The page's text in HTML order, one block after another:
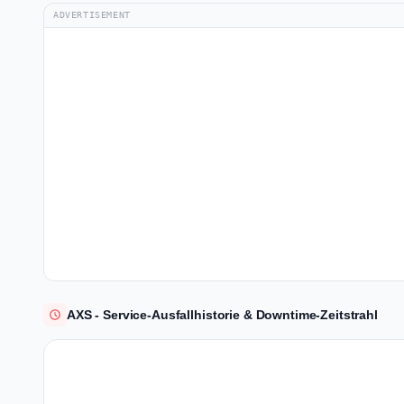
ADVERTISEMENT
AXS - Service-Ausfallhistorie & Downtime-Zeitstrahl